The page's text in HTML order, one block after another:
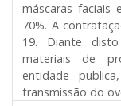
máscaras faciais
70%. A
19. Diante
materiais de
entidade
transmissão do